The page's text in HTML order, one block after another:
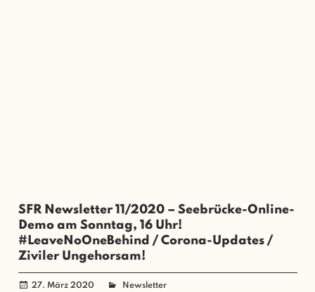
SFR Newsletter 11/2020 – Seebrücke-Online-
Demo am Sonntag, 16 Uhr!
#LeaveNoOneBehind / Corona-Updates /
Ziviler Ungehorsam!
27. März 2020 administrator
Newsletter